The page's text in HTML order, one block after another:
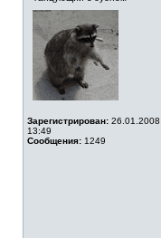
Зарегистрирован: 26.01.2008
13:49
Сообщения: 1249